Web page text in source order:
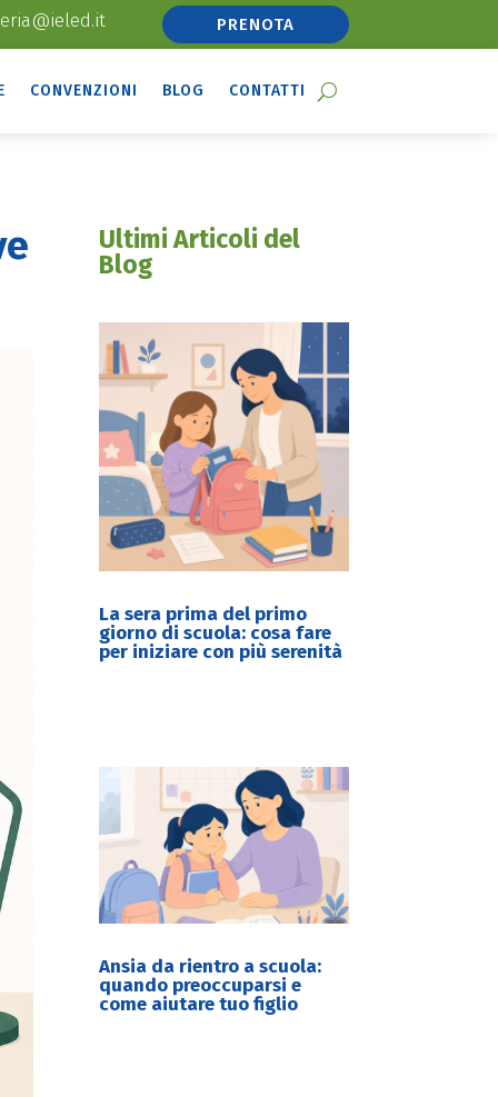
PRENOTA
CONVENZIONI BLOG CONTATTI
Ultimi Articoli del
Blog
La sera prima del primo
giorno di scuola: cosa fare
per iniziare con più serenità
Ansia da rientro a scuola:
quando preoccuparsi e
come aiutare tuo figlio